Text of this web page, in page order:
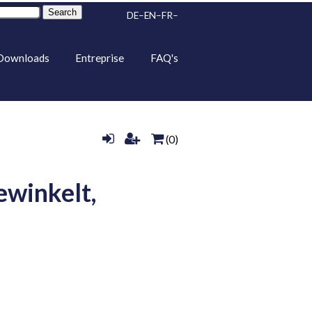
Search DE EN FR
Entreprise FAQ's
(0)